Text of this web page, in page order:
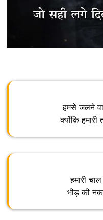
हमसे जलने
क्योंकि
हमारी
भीड़ की